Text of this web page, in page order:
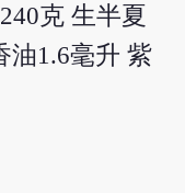
克 生半夏
油1.6毫升 紫